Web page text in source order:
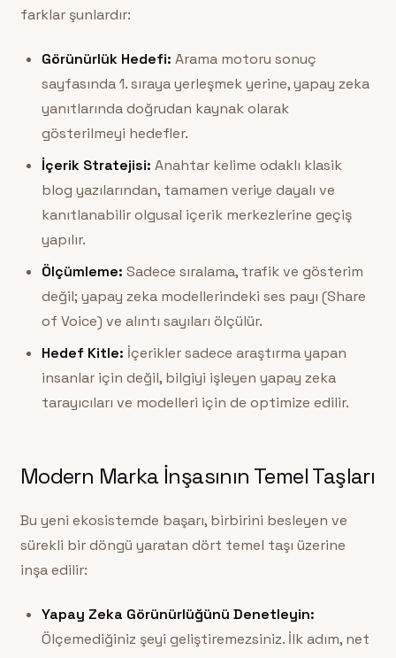
farklar şunlardır:
Görünürlük Hedefi: Arama motoru sonuç
sayfasında 1. sıraya yerleşmek yerine, yapay zeka
yanıtlarında doğrudan kaynak olarak
gösterilmeyi hedefler.
İçerik Stratejisi: Anahtar kelime odaklı klasik
blog yazılarından, tamamen veriye dayalı ve
kanıtlanabilir olgusal içerik merkezlerine geçiş
yapılır.
Ölçümleme: Sadece sıralama, trafik ve gösterim
değil; yapay zeka modellerindeki ses payı (Share
of Voice) ve alıntı sayıları ölçülür.
Hedef Kitle: İçerikler sadece araştırma yapan
insanlar için değil, bilgiyi işleyen yapay zeka
tarayıcıları ve modelleri için de optimize edilir.
Modern Marka İnşasının Temel Taşları
Bu yeni ekosistemde başarı, birbirini besleyen ve
sürekli bir döngü yaratan dört temel taşı üzerine
inşa edilir:
Yapay Zeka Görünürlüğünü Denetleyin:
Ölçemediğiniz şeyi geliştiremezsiniz. İlk adım, net